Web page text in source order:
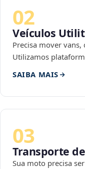
02
Veículos
Precisa mover
Utilizamos
SAIBA MAIS
03
Transporte
Sua moto precisa